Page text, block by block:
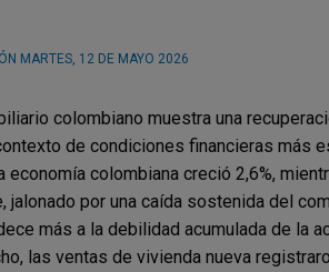
MARTES, 12 DE MAYO 2026
colombiano muestra una
de condiciones financieras
economía colombiana creció 2,6%,
jalonado por una caída sostenida del
más a la debilidad acumulada de la
las ventas de vivienda nueva